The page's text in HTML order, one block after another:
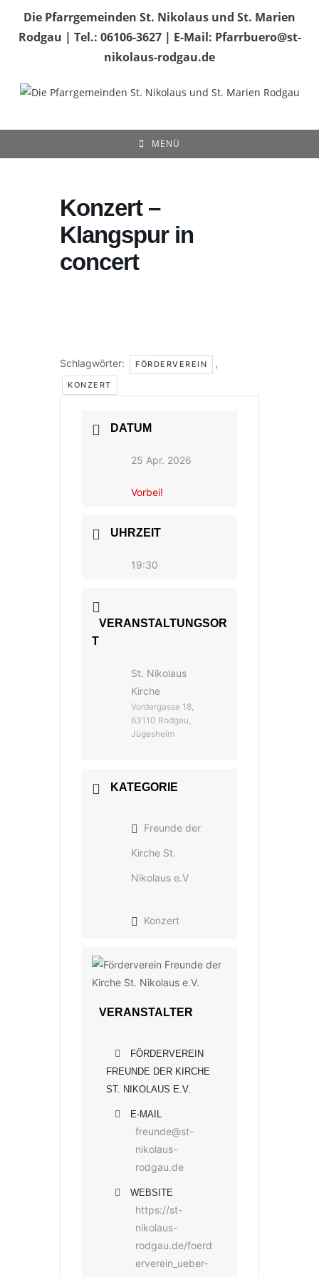
Inhalt
springen
Die Pfarrgemeinden St. Nikolaus und St. Marien
Rodgau | Tel.: 06106-3627 | E-Mail: Pfarrbuero@st-
nikolaus-rodgau.de
MENÜ
Konzert –
Klangspur in
concert
Schlagwörter: FÖRDERVEREIN ,
KONZERT
DATUM
25 Apr. 2026
Vorbei!
UHRZEIT
19:30
VERANSTALTUNGSOR
T
St. Nikolaus
Kirche
Vordergasse 18,
63110 Rodgau,
Jügesheim
KATEGORIE
Freunde der
Kirche St.
Nikolaus e.V
Konzert
VERANSTALTER
FÖRDERVEREIN
FREUNDE DER KIRCHE
ST. NIKOLAUS E.V.
E-MAIL
freunde@st-
nikolaus-
rodgau.de
WEBSITE
https://st-
nikolaus-
rodgau.de/foerd
erverein_ueber-